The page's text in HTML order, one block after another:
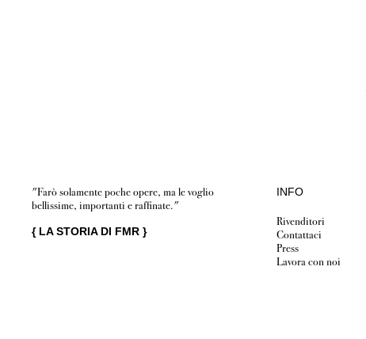
"Farò solamente poche opere, ma le voglio
bellissime, importanti e raffinate."
{ LA STORIA DI FMR }
INFO
Rivenditori
Contattaci
Press
Lavora con noi